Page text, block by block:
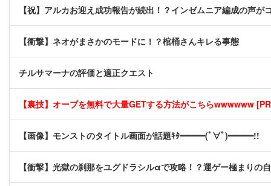
【祝】アルカお迎え成功報告が続出！？インゼムニア編成の声が
【衝撃】ネオがまさかのモードに！？棺桶さんキレる事態
チルサマーナの評価と適正クエスト
【裏技】オーブを無料で大量GETする方法がこちらwwwwww
【画像】モンストのタイトル画面が話題ｷﾀ━━━(ﾟ∀ﾟ)━━━!!
【衝撃】光獄の刹那をユグドラシルαで攻略！？運ゲー極まりの